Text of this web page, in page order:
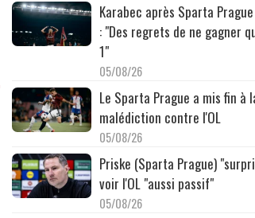
Karabec après Sparta
: "Des regrets de ne gagner
1"
05/08/26
Le Sparta Prague a mis fin à
malédiction contre l'OL
05/08/26
Priske (Sparta Prague)
voir l'OL "aussi passif"
05/08/26